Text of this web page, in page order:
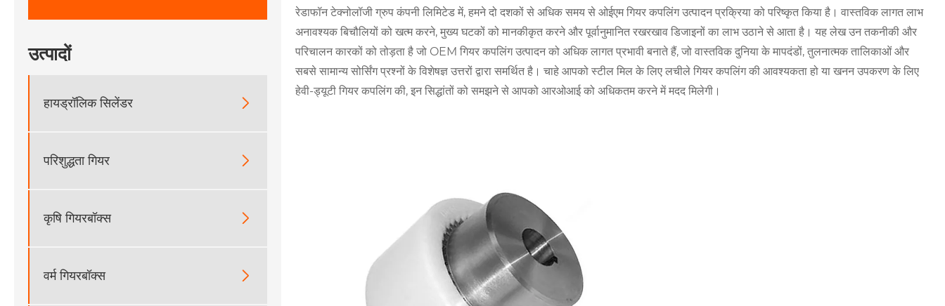
उत्पादों
हायड्रॉलिक सिलेंडर 
परिशुद्धता गियर 
कृषि गियरबॉक्स 
वर्म गियरबॉक्स 
रेडाफॉन टेक्नोलॉजी ग्रुप कंपनी लिमिटेड में, हमने दो दशकों से अधिक समय से ओईएम गियर कपलिंग उत्पादन प्रक्रिया को परिष्कृत किया है। वास्तविक लागत लाभ
अनावश्यक बिचौलियों को खत्म करने, मुख्य घटकों को मानकीकृत करने और पूर्वानुमानित रखरखाव डिजाइनों का लाभ उठाने से आता है। यह लेख उन तकनीकी और
परिचालन कारकों को तोड़ता है जो OEM गियर कपलिंग उत्पादन को अधिक लागत प्रभावी बनाते हैं, जो वास्तविक दुनिया के मापदंडों, तुलनात्मक तालिकाओं और
सबसे सामान्य सोर्सिंग प्रश्नों के विशेषज्ञ उत्तरों द्वारा समर्थित है। चाहे आपको स्टील मिल के लिए लचीले गियर कपलिंग की आवश्यकता हो या खनन उपकरण के लिए
हेवी-ड्यूटी गियर कपलिंग की, इन सिद्धांतों को समझने से आपको आरओआई को अधिकतम करने में मदद मिलेगी।